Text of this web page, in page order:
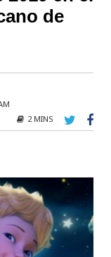
de
2 MINS